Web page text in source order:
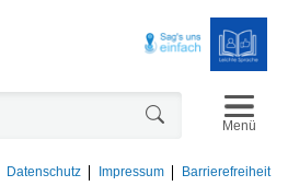
Datenschutz Impressum Barrierefreiheit
Menü